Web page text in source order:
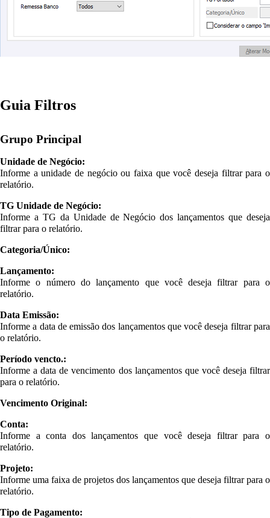
Guia Filtros
Grupo Principal
Unidade de Negócio:
Informe a unidade de negócio ou faixa que você deseja filtrar para o
relatório.
TG Unidade de Negócio:
Informe a TG da Unidade de Negócio dos lançamentos que deseja
filtrar para o relatório.
Categoria/Único:
Lançamento:
Informe o número do lançamento que você deseja filtrar para o
relatório.
Data Emissão:
Informe a data de emissão dos lançamentos que você deseja filtrar para
o relatório.
Período vencto.:
Informe a data de vencimento dos lançamentos que você deseja filtrar
para o relatório.
Vencimento Original:
Conta:
Informe a conta dos lançamentos que você deseja filtrar para o
relatório.
Projeto:
Informe uma faixa de projetos dos lançamentos que deseja filtrar para o
relatório.
Tipo de Pagamento: